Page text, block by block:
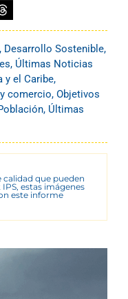
, Desarrollo Sostenible,
, Últimas Noticias
y el Caribe,
comercio, Objetivos
, Últimas
calidad que pueden
estas imágenes
este informe